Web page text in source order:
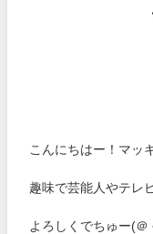
こんにちはー！マッ
趣味で芸能人やテレ
よろしくでちゅー(＠